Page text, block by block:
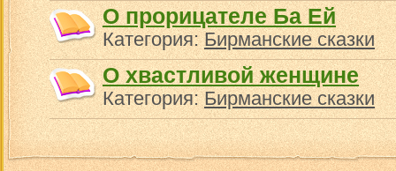
О прорицателе Ба Ей
Категория:Бирманские сказки
О хвастливой женщине
Категория:Бирманские сказки